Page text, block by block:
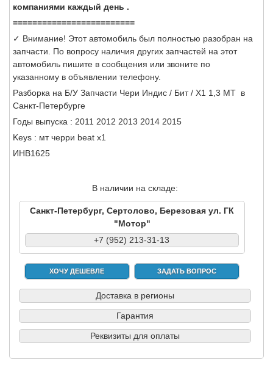
компаниями каждый день .
=========================
✓ Внимание! Этот автомобиль был полностью разобран на
запчасти. По вопросу наличия других запчастей на этот
автомобиль пишите в сообщения или звоните по
указанному в объявлении телефону.
Разборка на Б/У Запчасти Чери Индис / Бит / Х1 1,3 МТ в
Санкт-Петербурге
Годы выпуска : 2011 2012 2013 2014 2015
Keys : мт черри beat x1
ИНВ1625
В наличии на складе:
Санкт-Петербург, Сертолово, Березовая ул. ГК
"Мотор"
+7 (952) 213-31-13
ХОЧУ ДЕШЕВЛЕ ЗАДАТЬ ВОПРОС
Доставка в регионы
Гарантия
Реквизиты для оплаты